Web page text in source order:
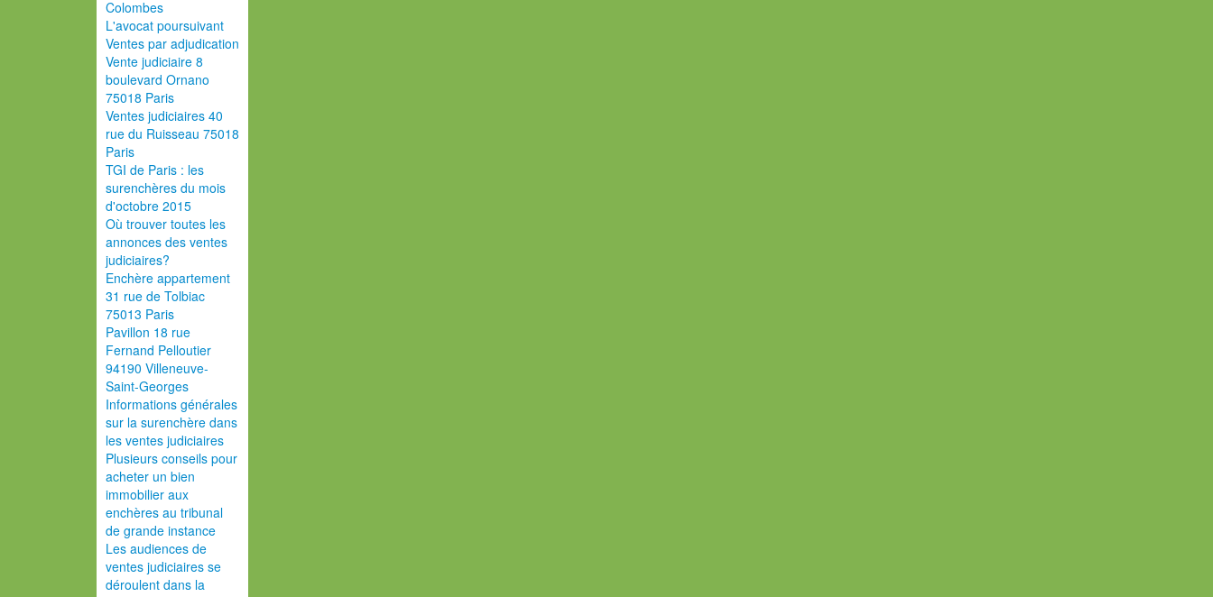
Colombes
L'avocat poursuivant
Ventes par adjudication
Vente judiciaire 8
boulevard Ornano
75018 Paris
Ventes judiciaires 40
rue du Ruisseau 75018
Paris
TGI de Paris : les
surenchères du mois
d'octobre 2015
Où trouver toutes les
annonces des ventes
judiciaires?
Enchère appartement
31 rue de Tolbiac
75013 Paris
Pavillon 18 rue
Fernand Pelloutier
94190 Villeneuve-
Saint-Georges
Informations générales
sur la surenchère dans
les ventes judiciaires
Plusieurs conseils pour
acheter un bien
immobilier aux
enchères au tribunal
de grande instance
Les audiences de
ventes judiciaires se
déroulent dans la